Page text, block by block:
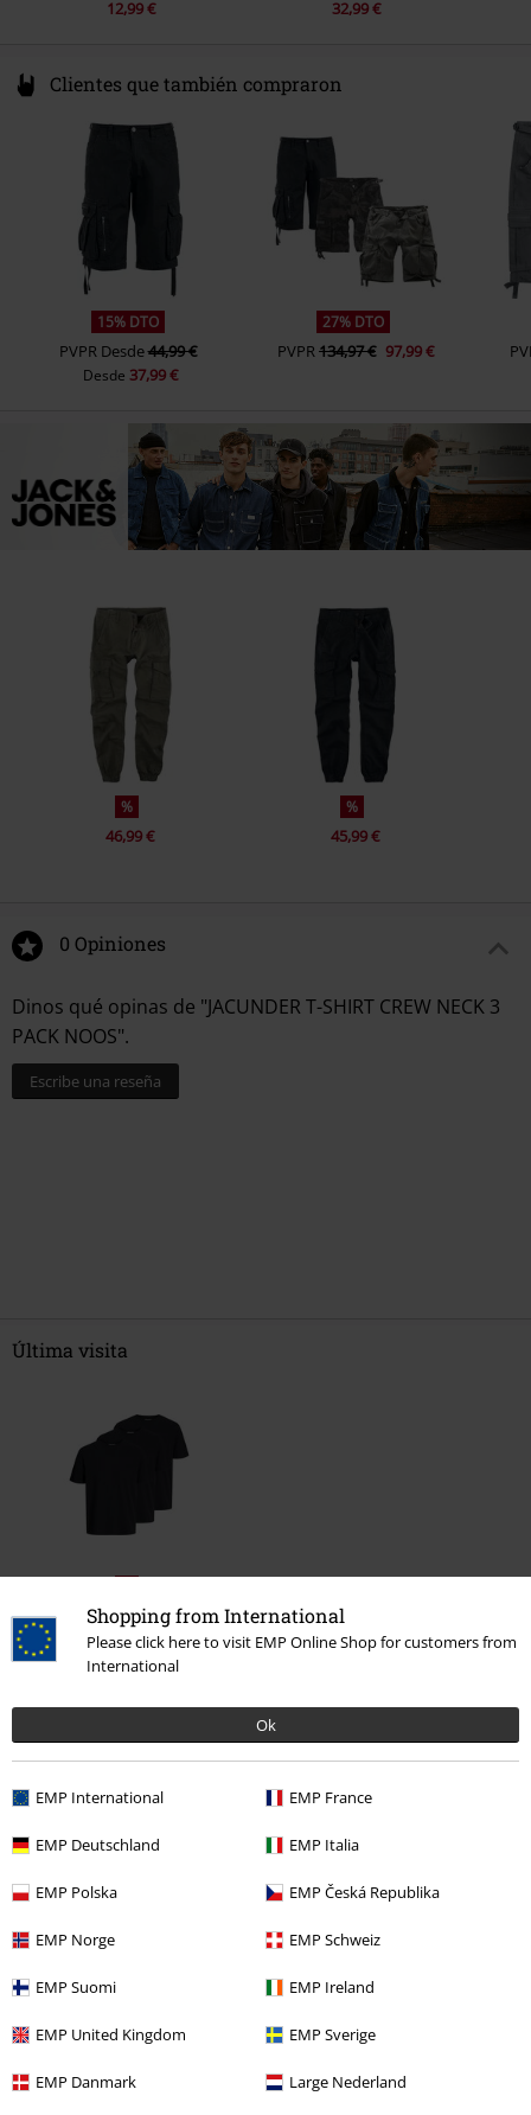
Shopping from International
Please click here to visit EMP Online Shop for customers from
International
Ok
EMP International EMP France
EMP Deutschland EMP Italia
EMP Polska EMP Česká Republika
EMP Norge EMP Schweiz
EMP Suomi EMP Ireland
EMP United Kingdom EMP Sverige
EMP Danmark Large Nederland
12,99 € 32,99 €
Clientes que también compraron
15% DTO
PVPR Desde44,99 €
Desde 37,99 €
27% DTO
PVPR134,97 € 97,99 €
%
46,99 €
%
45,99 €
0 Opiniones
Dinos qué opinas de "JACUNDER T-SHIRT CREW NECK 3
PACK NOOS".
Escribe una reseña
Última visita
24,99 €
Más categorías. Más opciones
Estilos Streetwear Streetwear Hombre
Ropa & accesorios Tops Camisetas
Estilos Ropa negra Camisetas negras
Marcas Ropa Camisetas
Estilos Streetwear Camisetas
¡Cheque regalo del 15% de descuento,